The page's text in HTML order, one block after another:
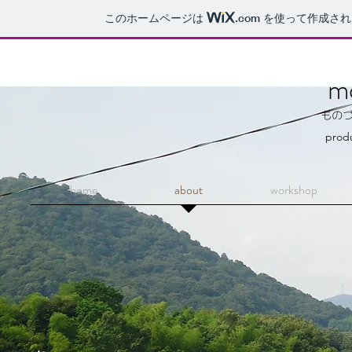
このホームページは .com を使って作成さ
もの
home about workshop